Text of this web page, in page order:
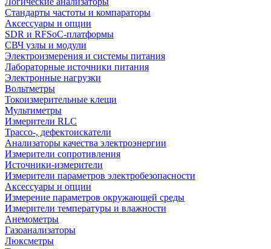
Стандарты частоты и компараторы
Аксессуары и опции
SDR и RFSoC‑платформы
СВЧ узлы и модули
Электроизмерения и системы питания
Лабораторные источники питания
Электронные нагрузки
Вольтметры
Токоизмерительные клещи
Мультиметры
Измерители RLC
Трассо-, дефектоискатели
Анализаторы качества электроэнергии
Измерители сопротивления
Источники-измерители
Измерители параметров электробезопасности
Аксессуары и опции
Измерение параметров окружающей среды
Измерители температуры и влажности
Анемометры
Газоанализаторы
Люксметры